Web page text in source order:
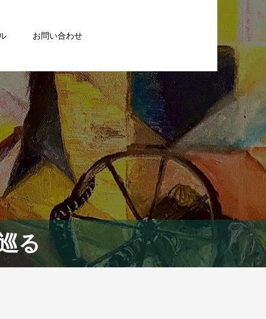
お問い合わせ
る